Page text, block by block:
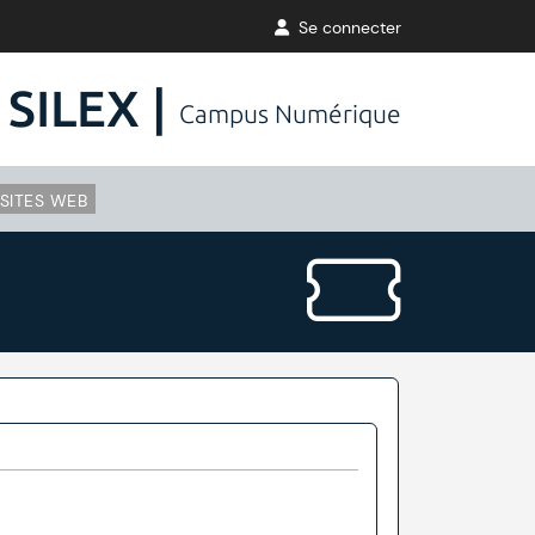
Se connecter
SILEX | Campus Numérique
WEB